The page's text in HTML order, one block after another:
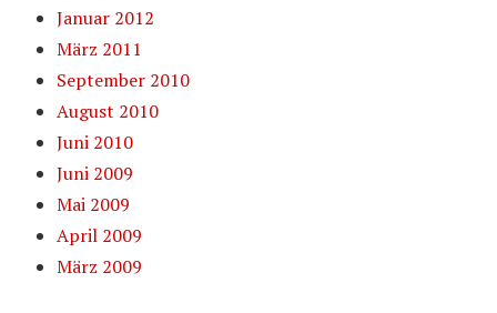
Januar 2012
März 2011
September 2010
August 2010
Juni 2010
Juni 2009
Mai 2009
April 2009
März 2009